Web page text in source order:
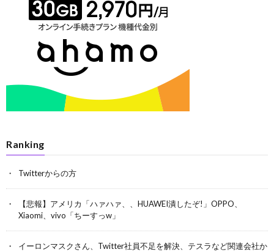
Ranking
Twitterからの方
【悲報】アメリカ「ハァハァ、、HUAWEI潰したぞ!」OPPO、
Xiaomi、vivo「ちーすっw」
イーロンマスクさん、Twitter社員不足を解決、テスラなど関連会社か